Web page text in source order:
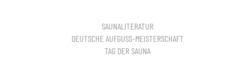
SAUNALITERATUR
DEUTSCHE AUFGUSS-MEISTERSCHAFT
TAG DER SAUNA